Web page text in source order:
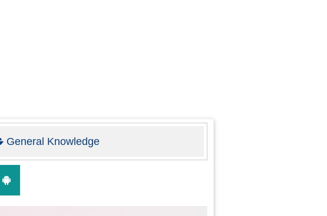
General Knowledge